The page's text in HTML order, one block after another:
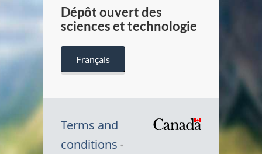
Dépôt ouvert des
sciences et technologie
Français
Terms and
conditions